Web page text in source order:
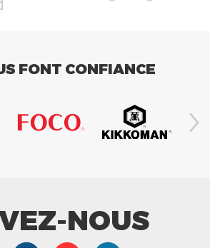
FONT CONFIANCE
NOUS